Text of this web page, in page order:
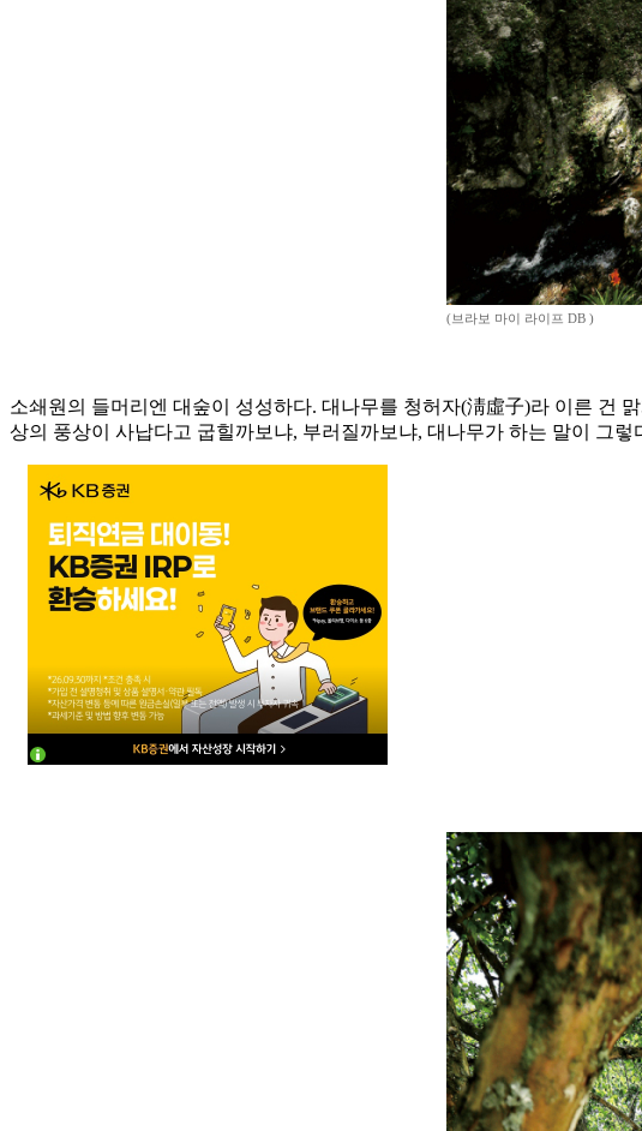
(브라보 마이 라이프 DB )
소쇄원의 들머리엔 대숲이 성성하다. 대나무를 청허자(淸虛子)라 이른 건
상의 풍상이 사납다고 굽힐까보냐, 부러질까보냐, 대나무가 하는 말이 그